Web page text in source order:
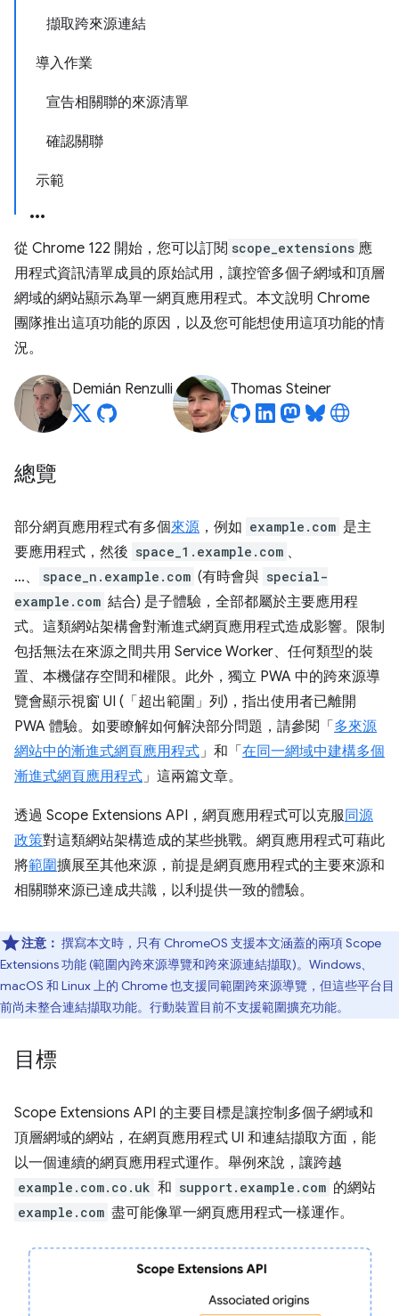
擷取跨來源連結
導入作業
宣告相關聯的來源清單
確認關聯
示範
從 Chrome 122 開始，您可以訂閱 scope_extensions 應
用程式資訊清單成員的原始試用，讓控管多個子網域和頂層
網域的網站顯示為單一網頁應用程式。本文說明 Chrome
團隊推出這項功能的原因，以及您可能想使用這項功能的情
況。
Demián Renzulli Thomas Steiner
總覽
部分網頁應用程式有多個來源 ，例如 example.com 是主
要應用程式，然後 space_1.example.com 、
…、
space_n.example.com (有時會與 special-
example.com 結合) 是子體驗，全部都屬於主要應用程
式。這類網站架構會對漸進式網頁應用程式造成影響。限制
包括無法在來源之間共用 Service Worker、任何類型的裝
置、本機儲存空間和權限。此外，獨立 PWA 中的跨來源導
覽會顯示視窗 UI (「超出範圍」列)，指出使用者已離開
PWA 體驗。如要瞭解如何解決部分問題，請參閱「 多來源
網站中的漸進式網頁應用程式」和「 在同一網域中建構多個
漸進式網頁應用程式」這兩篇文章。
透過 Scope Extensions API，網頁應用程式可以克服同源
政策對這類網站架構造成的某些挑戰。網頁應用程式可藉此
將範圍擴展至其他來源，前提是網頁應用程式的主要來源和
相關聯來源已達成共識，以利提供一致的體驗。
注意： 撰寫本文時，只有 ChromeOS 支援本文涵蓋的兩項 Scope
Extensions 功能 (範圍內跨來源導覽和跨來源連結擷取)。Windows、
macOS 和 Linux 上的 Chrome 也支援同範圍跨來源導覽，但這些平台目
前尚未整合連結擷取功能。行動裝置目前不支援範圍擴充功能。
目標
Scope Extensions API 的主要目標是讓控制多個子網域和
頂層網域的網站，在網頁應用程式 UI 和連結擷取方面，能
以一個連續的網頁應用程式運作。舉例來說，讓跨越
example.com.co.uk 和 support.example.com 的網站
example.com 盡可能像單一網頁應用程式一樣運作。